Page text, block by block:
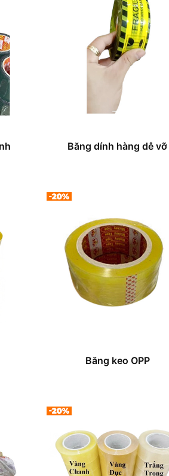
Băng dính hàng dễ vỡ
Băng keo OPP